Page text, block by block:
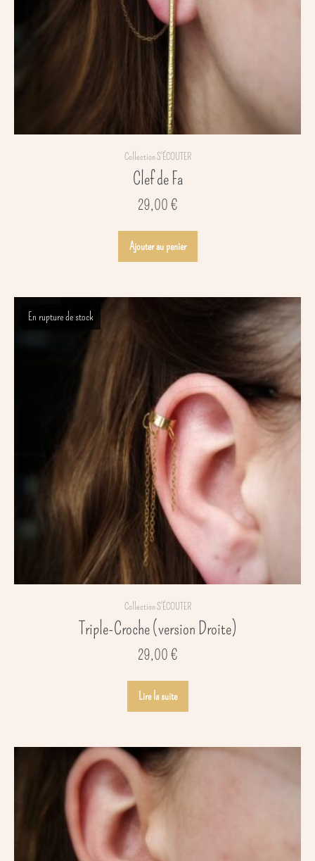
Collection S'ÉCOUTER
Clef de Fa
29,00 €
Ajouter au panier
En rupture de stock
Collection S'ÉCOUTER
Triple-Croche (version Droite)
29,00 €
Lire la suite